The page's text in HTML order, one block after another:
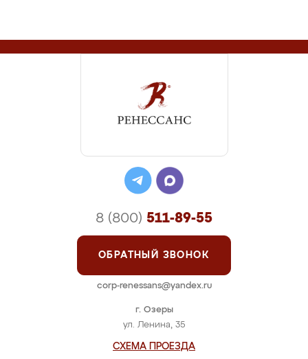
г. Озеры
ул. Ленина, 35
СХЕМА ПРОЕЗДА
8 (800) 511-89-55
ОБРАТНЫЙ ЗВОНОК
corp-renessans@yandex.ru